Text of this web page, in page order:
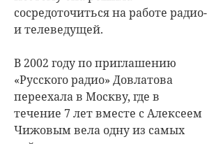
сосредоточиться на работе радио-
и телеведущей.
В 2002 году по приглашению
«Русского радио» Довлатова
переехала в Москву, где в
течение 7 лет вместе с Алексеем
Чижовым вела одну из самых